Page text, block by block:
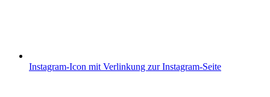
Instagram-Icon mit Verlinkung zur Instagram-Seite